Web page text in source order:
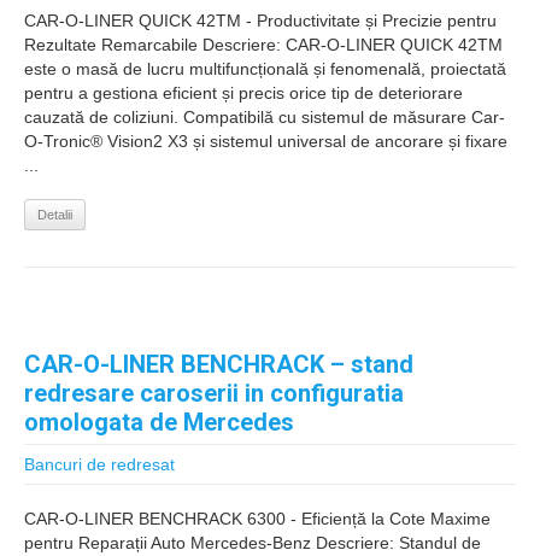
CAR-O-LINER QUICK 42TM - Productivitate și Precizie pentru
Rezultate Remarcabile Descriere: CAR-O-LINER QUICK 42TM
este o masă de lucru multifuncțională și fenomenală, proiectată
pentru a gestiona eficient și precis orice tip de deteriorare
cauzată de coliziuni. Compatibilă cu sistemul de măsurare Car-
O-Tronic® Vision2 X3 și sistemul universal de ancorare și fixare
Detalii
CAR-O-LINER BENCHRACK – stand
redresare caroserii in configuratia
omologata de Mercedes
Bancuri de redresat
CAR-O-LINER BENCHRACK 6300 - Eficiență la Cote Maxime
pentru Reparații Auto Mercedes-Benz Descriere: Standul de